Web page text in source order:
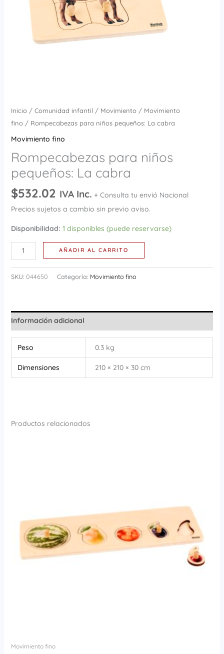
Inicio/ Comunidad infantil / Movimiento/ Movimiento
fino/ Rompecabezas para niños pequeños: La cabra
Movimiento fino
Rompecabezas para niños
pequeños: La cabra
$532.02 IVA Inc. + Consulta tu envió Nacional
Precios sujetos a cambio sin previo aviso.
Disponibilidad: 1 disponibles (puede reservarse)
AÑADIR AL CARRITO
SKU: 044650 Categoría: Movimiento fino
Información adicional
Peso 0.3 kg
Dimensiones 210 × 210 × 30 cm
Productos relacionados
Movimiento fino